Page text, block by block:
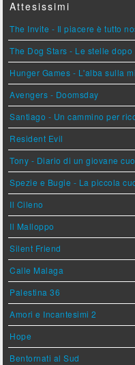
Attesissimi
The Invite - Il piacere è tutto
The Dog Stars - Le stelle dopo
Hunger Games - L'alba sulla
Avengers - Doomsday
Santiago - Un cammino per
Resident Evil
Tony - Diario di un giovane
Spezie e Bugie - La piccola
Il Cileno
Il Malloppo
Silent Friend
Calle Malaga
Palestina 36
Amori e Incantesimi 2
Hope
Bentornati al Sud